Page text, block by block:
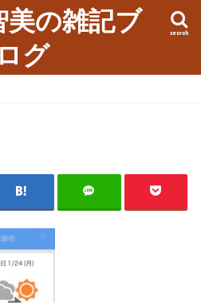
美の雑記ブ
ログ
search